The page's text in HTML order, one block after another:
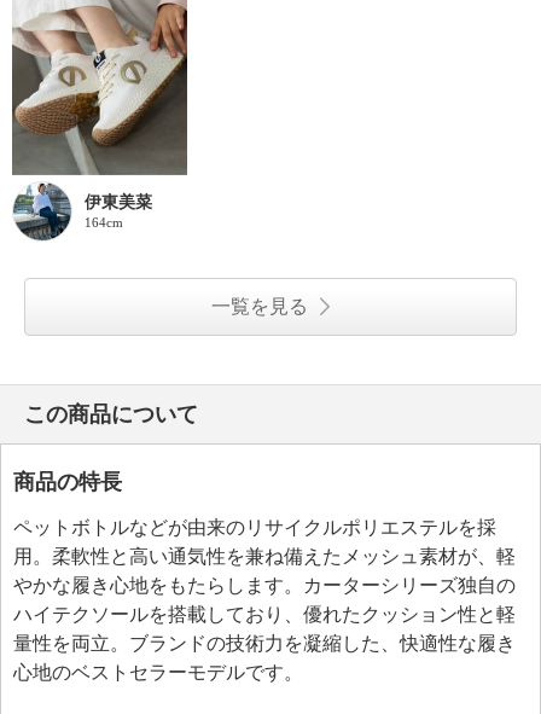
伊東美菜
164cm
一覧を見る
この商品について
商品の特長
ペットボトルなどが由来のリサイクルポリエステルを採
用。柔軟性と高い通気性を兼ね備えたメッシュ素材が、軽
やかな履き心地をもたらします。カーターシリーズ独自の
ハイテクソールを搭載しており、優れたクッション性と軽
量性を両立。ブランドの技術力を凝縮した、快適性な履き
心地のベストセラーモデルです。